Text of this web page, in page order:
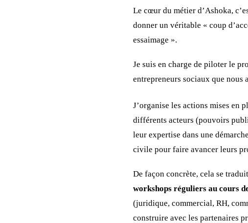
Le cœur du métier d’Ashoka,
donner un véritable « coup
essaimage ».
Je suis en charge de piloter le
entrepreneurs sociaux que nous
J’organise les actions mises en
différents acteurs (pouvoirs
leur expertise dans une
civile pour faire avancer leurs
De façon concrète, cela se
workshops réguliers au cours
(juridique, commercial, RH,
construire avec les partenaires